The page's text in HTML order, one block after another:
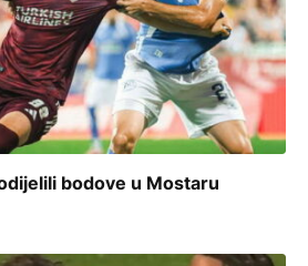
bodove u Mostaru